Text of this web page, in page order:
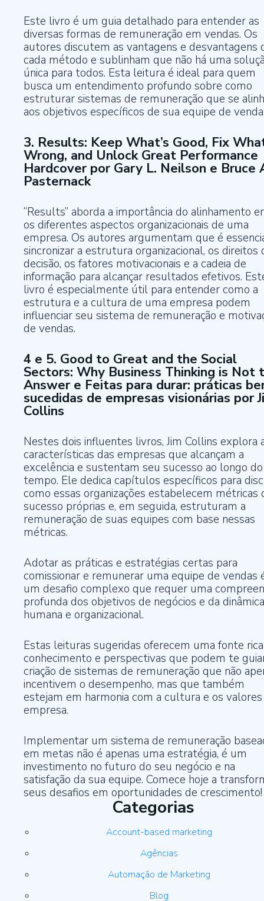
Este livro é um guia detalhado para entender as
diversas formas de remuneração em vendas. Os
autores discutem as vantagens e desvantagens
cada método e sublinham que não há uma
única para todos. Esta leitura é ideal para quem
busca um entendimento profundo sobre como
estruturar sistemas de remuneração que se
aos objetivos específicos de sua equipe de
3. Results: Keep What’s Good, Fix
Wrong, and Unlock Great Performance
Hardcover por Gary L. Neilson e Bruce
Pasternack
“Results” aborda a importância do alinhamento
os diferentes aspectos organizacionais de uma
empresa. Os autores argumentam que é
sincronizar a estrutura organizacional, os direitos
decisão, os fatores motivacionais e a cadeia de
informação para alcançar resultados efetivos.
livro é especialmente útil para entender como a
estrutura e a cultura de uma empresa podem
influenciar seu sistema de remuneração e
de vendas.
4 e 5. Good to Great and the Social
Sectors: Why Business Thinking is Not
Answer e Feitas para durar: práticas
sucedidas de empresas visionárias por
Collins
Nestes dois influentes livros, Jim Collins explora
características das empresas que alcançam a
excelência e sustentam seu sucesso ao longo do
tempo. Ele dedica capítulos específicos para
como essas organizações estabelecem métricas
sucesso próprias e, em seguida, estruturam a
remuneração de suas equipes com base nessas
métricas.
Adotar as práticas e estratégias certas para
comissionar e remunerar uma equipe de vendas
um desafio complexo que requer uma
profunda dos objetivos de negócios e da dinâmica
humana e organizacional.
Estas leituras sugeridas oferecem uma fonte
conhecimento e perspectivas que podem te
criação de sistemas de remuneração que não
incentivem o desempenho, mas que também
estejam em harmonia com a cultura e os
empresa.
Implementar um sistema de remuneração
em metas não é apenas uma estratégia, é um
investimento no futuro do seu negócio e na
satisfação da sua equipe. Comece hoje a
seus desafios em oportunidades de crescimento!
Categorias
Account-based marketing
Agências
Automação de Marketing
Blog